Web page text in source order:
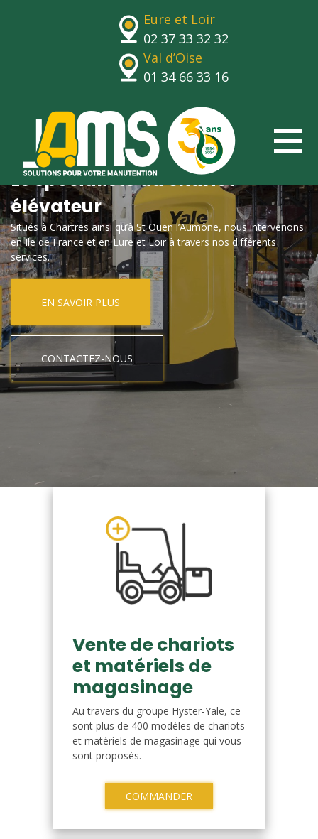
Eure et Loir
02 37 33 32 32
Val d’Oise
01 34 66 33 16
Le spécialiste du chariot
élévateur
Situés à Chartres ainsi qu’à St Ouen l’Aumône, nous intervenons
en Ile de France et en Eure et Loir à travers nos différents
services.
EN SAVOIR PLUS
CONTACTEZ-NOUS
Vente de chariots
et matériels de
magasinage
Au travers du groupe Hyster-Yale, ce
sont plus de 400 modèles de chariots
et matériels de magasinage qui vous
sont proposés.
COMMANDER